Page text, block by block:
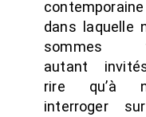
contemporaine
dans laquelle
sommes
autant
rire qu’à
interroger